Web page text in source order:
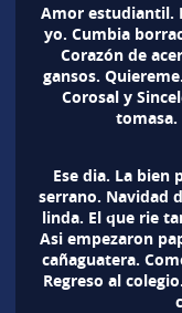
Amor estudiantil.
yo. Cumbia
Corazón de
gansos.
Corosal y
tomasa.
Ese dia. La bien
serrano. Navidad
linda. El que rie
Asi empezaron
cañaguatera.
Regreso al